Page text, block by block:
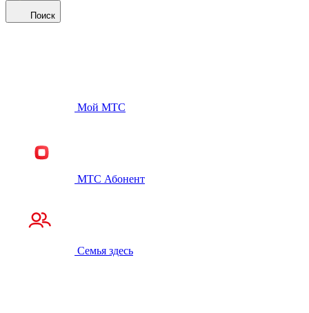
Поиск
Мой МТС
МТС Абонент
Семья здесь